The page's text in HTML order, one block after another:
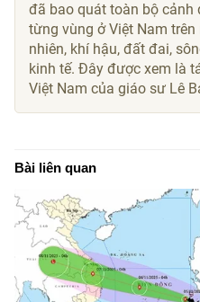
đã bao quát toàn bộ cảnh
từng vùng ở Việt Nam
nhiên, khí hậu, đất đai,
kinh tế. Đây được xem là
Việt Nam của giáo sư Lê
Bài liên quan